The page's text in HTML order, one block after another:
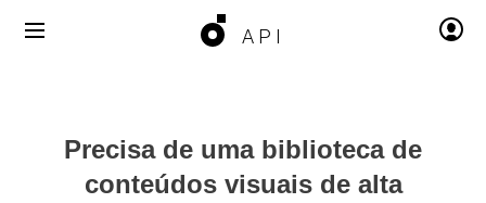
API
Precisa de uma bibliotecade
conteúdos visuais de alta